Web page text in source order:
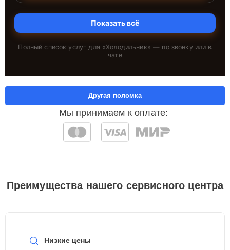
Показать всё
Полный список услуг для «Холодильник» — по звонку или в
чате
Мы принимаем к оплате:
Другая поломка
Преимущества нашего сервисного центра
Низкие цены